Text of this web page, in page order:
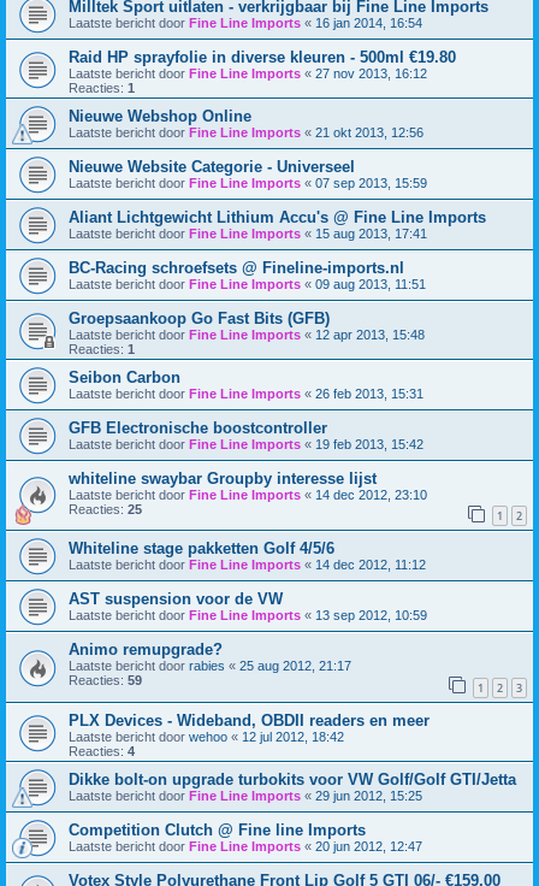
Milltek Sport uitlaten - verkrijgbaar bij Fine Line Imports
Laatste bericht door Fine Line Imports « 16 jan 2014, 16:54
Raid HP sprayfolie in diverse kleuren - 500ml €19.80
Laatste bericht door Fine Line Imports « 27 nov 2013, 16:12
Reacties: 1
Nieuwe Webshop Online
Laatste bericht door Fine Line Imports « 21 okt 2013, 12:56
Nieuwe Website Categorie - Universeel
Laatste bericht door Fine Line Imports « 07 sep 2013, 15:59
Aliant Lichtgewicht Lithium Accu's @ Fine Line Imports
Laatste bericht door Fine Line Imports « 15 aug 2013, 17:41
BC-Racing schroefsets @ Fineline-imports.nl
Laatste bericht door Fine Line Imports « 09 aug 2013, 11:51
Groepsaankoop Go Fast Bits (GFB)
Laatste bericht door Fine Line Imports « 12 apr 2013, 15:48
Reacties: 1
Seibon Carbon
Laatste bericht door Fine Line Imports « 26 feb 2013, 15:31
GFB Electronische boostcontroller
Laatste bericht door Fine Line Imports « 19 feb 2013, 15:42
whiteline swaybar Groupby interesse lijst
Laatste bericht door Fine Line Imports « 14 dec 2012, 23:10
Reacties: 25 1 2
Whiteline stage pakketten Golf 4/5/6
Laatste bericht door Fine Line Imports « 14 dec 2012, 11:12
AST suspension voor de VW
Laatste bericht door Fine Line Imports « 13 sep 2012, 10:59
Animo remupgrade?
Laatste bericht door rabies « 25 aug 2012, 21:17
Reacties: 59 1 2 3
PLX Devices - Wideband, OBDII readers en meer
Laatste bericht door wehoo « 12 jul 2012, 18:42
Reacties: 4
Dikke bolt-on upgrade turbokits voor VW Golf/Golf GTI/Jetta
Laatste bericht door Fine Line Imports « 29 jun 2012, 15:25
Competition Clutch @ Fine line Imports
Laatste bericht door Fine Line Imports « 20 jun 2012, 12:47
Votex Style Polyurethane Front Lip Golf 5 GTI 06/- €159,00